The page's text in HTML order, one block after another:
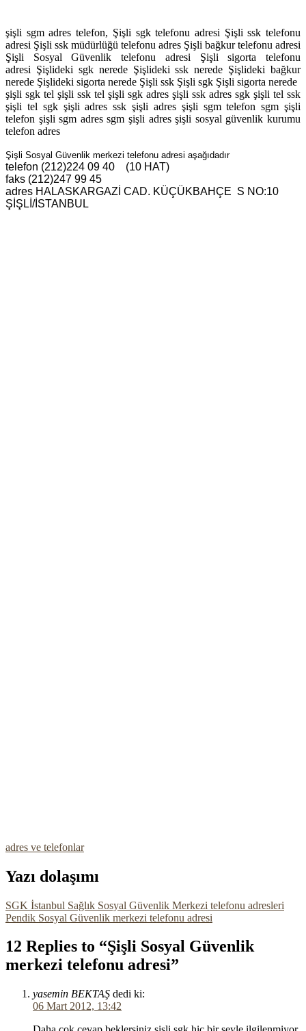
şişli sgm adres telefon, Şişli sgk telefonu adresi Şişli ssk telefonu
adresi Şişli ssk müdürlüğü telefonu adres Şişli bağkur telefonu adresi
Şişli Sosyal Güvenlik telefonu adresi Şişli sigorta telefonu
adresi Şişlideki sgk nerede Şişlideki ssk nerede Şişlideki bağkur
nerede Şişlideki sigorta nerede Şişli ssk Şişli sgk Şişli sigorta nerede
şişli sgk tel şişli ssk tel şişli sgk adres şişli ssk adres sgk şişli tel ssk
şişli tel sgk şişli adres ssk şişli adres şişli sgm telefon sgm şişli
telefon şişli sgm adres sgm şişli adres şişli sosyal güvenlik kurumu
telefon adres
Şişli Sosyal Güvenlik merkezi telefonu adresi aşağıdadır
telefon (212)224 09 40 (10 HAT)
faks (212)247 99 45
adres HALASKARGAZİ CAD. KÜÇÜKBAHÇE S NO:10
ŞİŞLİ/İSTANBUL
adres ve telefonlar
Yazı dolaşımı
SGK İstanbul Sağlık Sosyal Güvenlik Merkezi telefonu adresleri
Pendik Sosyal Güvenlik merkezi telefonu adresi
12 Replies to “Şişli Sosyal Güvenlik
merkezi telefonu adresi”
yasemin BEKTAŞ dedi ki:
06 Mart 2012, 13:42